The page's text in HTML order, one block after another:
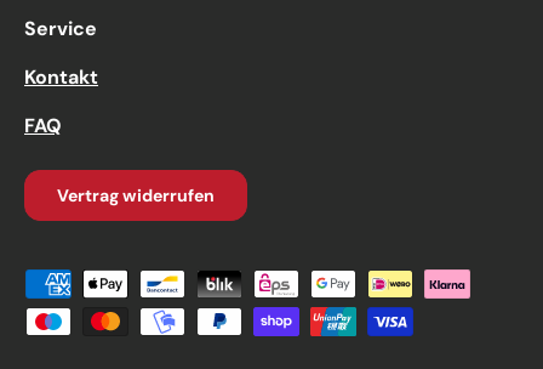
Service
Kontakt
FAQ
Vertrag widerrufen
Zahlungsmethoden